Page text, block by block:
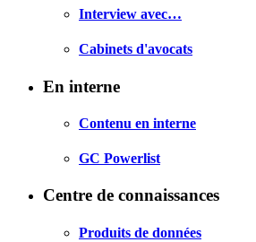
Interview avec…
Cabinets d'avocats
En interne
Contenu en interne
GC Powerlist
Centre de connaissances
Produits de données